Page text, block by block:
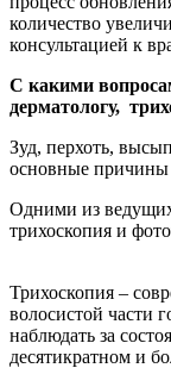
количество
консультацией к
С какими
дерматологу,
Зуд, перхоть,
основные причины
Одними из
Трихоскопия –
волосистой части
наблюдать за
десятикратном и